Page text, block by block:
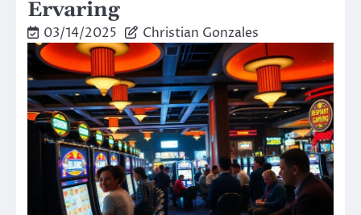
Ervaring
03/14/2025 Christian Gonzales